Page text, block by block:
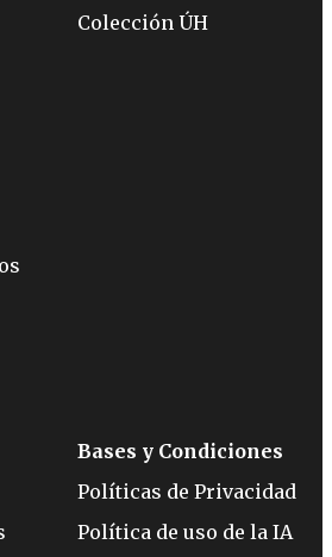
Colección ÚH
Bases y Condiciones
Políticas de Privacidad
Política de uso de la IA